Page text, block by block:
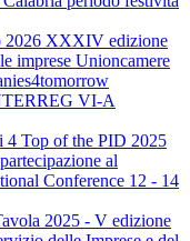
2026 XXXIV edizione
imprese Unioncamere
VI-A
4 Top of the PID 2025
al
Conference 12 - 14
2025 - V edizione